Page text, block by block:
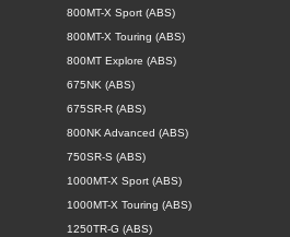
800MT-X Sport (ABS)
800MT-X Touring (ABS)
800MT Explore (ABS)
675NK (ABS)
675SR-R (ABS)
800NK Advanced (ABS)
750SR-S (ABS)
1000MT-X Sport (ABS)
1000MT-X Touring (ABS)
1250TR-G (ABS)